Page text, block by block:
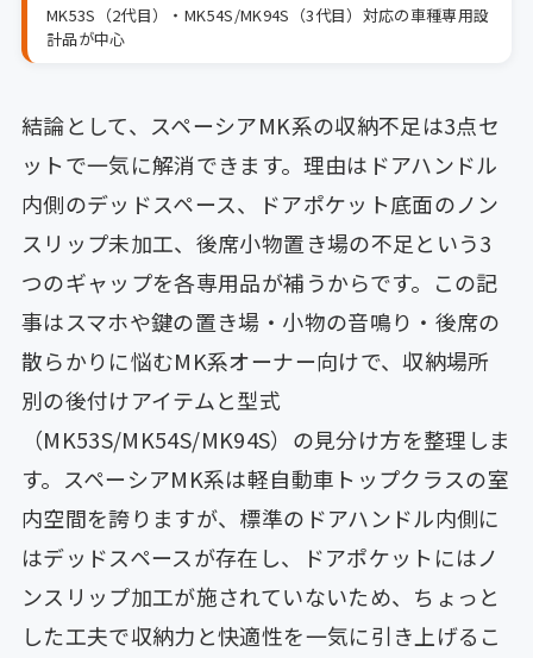
MK53S（2代目）・MK54S/MK94S（3代目）対応の車種専用設
計品が中心
結論として、スペーシアMK系の収納不足は3点セ
ットで一気に解消できます。理由はドアハンドル
内側のデッドスペース、ドアポケット底面のノン
スリップ未加工、後席小物置き場の不足という3
つのギャップを各専用品が補うからです。この記
事はスマホや鍵の置き場・小物の音鳴り・後席の
散らかりに悩むMK系オーナー向けで、収納場所
別の後付けアイテムと型式
（MK53S/MK54S/MK94S）の見分け方を整理しま
す。スペーシアMK系は軽自動車トップクラスの室
内空間を誇りますが、標準のドアハンドル内側に
はデッドスペースが存在し、ドアポケットにはノ
ンスリップ加工が施されていないため、ちょっと
した工夫で収納力と快適性を一気に引き上げるこ